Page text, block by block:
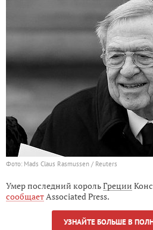
Фото: Mads Claus Rasmussen / Reuters
Умер последний корольГреции
сообщаетAssociated Press.
УЗНАЙТЕ БОЛЬШЕ В